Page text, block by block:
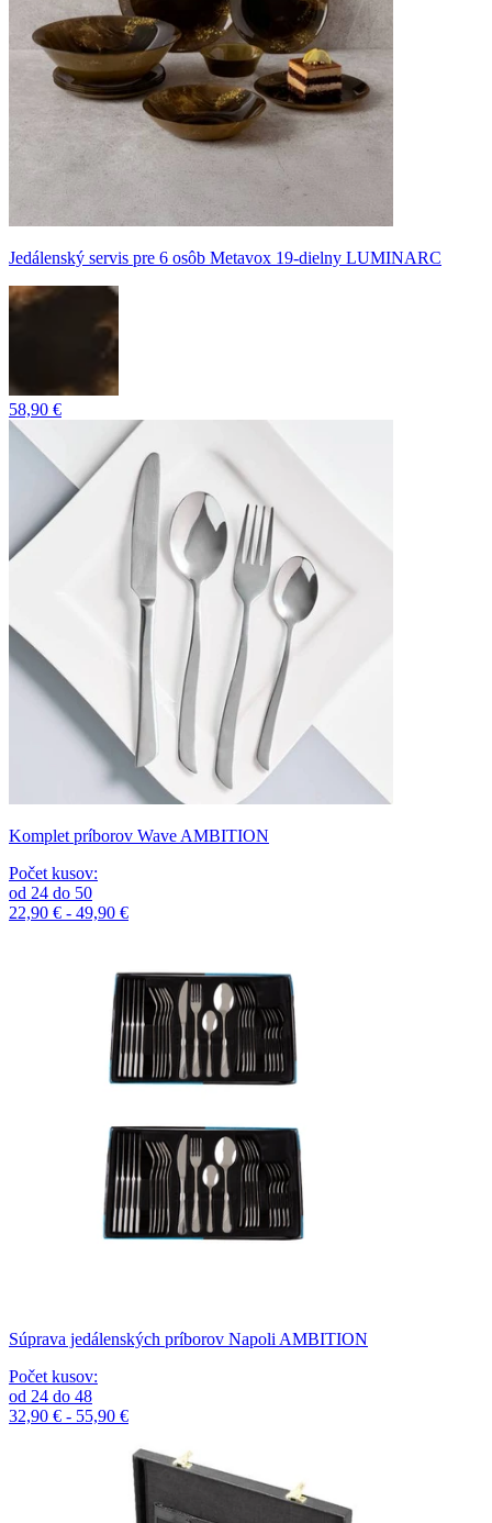
Jedálenský servis pre 6 osôb Metavox 19-dielny LUMINARC
58,90 €
Komplet príborov Wave AMBITION
Počet kusov:
od 24 do 50
22,90 € - 49,90 €
Súprava jedálenských príborov Napoli AMBITION
Počet kusov:
od 24 do 48
32,90 € - 55,90 €